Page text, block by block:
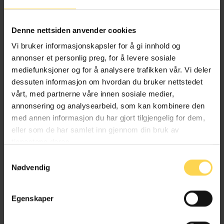
Denne nettsiden anvender cookies
Vi bruker informasjonskapsler for å gi innhold og
annonser et personlig preg, for å levere sosiale
mediefunksjoner og for å analysere trafikken vår. Vi deler
dessuten informasjon om hvordan du bruker nettstedet
vårt, med partnerne våre innen sosiale medier,
annonsering og analysearbeid, som kan kombinere den
med annen informasjon du har gjort tilgjengelig for dem,
eller som de har samlet inn gjennom din bruk av
Nødvendig
Egenskaper
Helse- og omsorgsrett
Angrerettloven
EU/EØS-rett
Forbruker-, kjøps- og konkurranserett